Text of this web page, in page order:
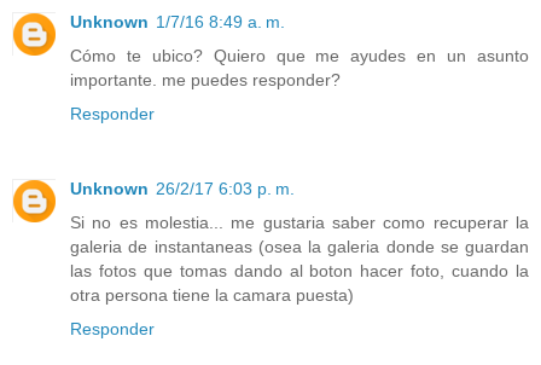
Unknown 1/7/16 8:49 a. m.
Cómo te ubico? Quiero que me ayudes en un asunto
importante. me puedes responder?
Responder
Unknown 26/2/17 6:03 p. m.
Si no es molestia... me gustaria saber como recuperar la
galeria de instantaneas (osea la galeria donde se guardan
las fotos que tomas dando al boton hacer foto, cuando la
otra persona tiene la camara puesta)
Responder